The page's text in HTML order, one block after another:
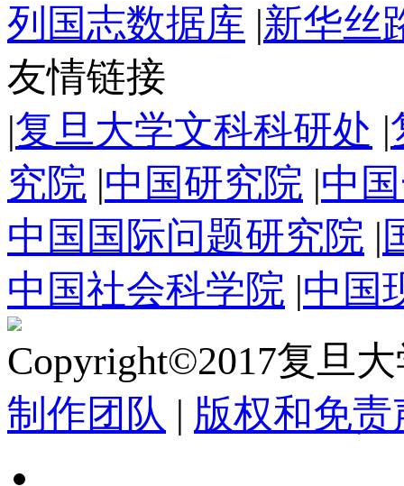
列国志数据库 |新华丝
友情链接
|复旦大学文科科研处 |
究院 |中国研究院 |中
中国国际问题研究院 |
中国社会科学院 |中国
Copyright©2017复旦
制作团队 | 版权和免责